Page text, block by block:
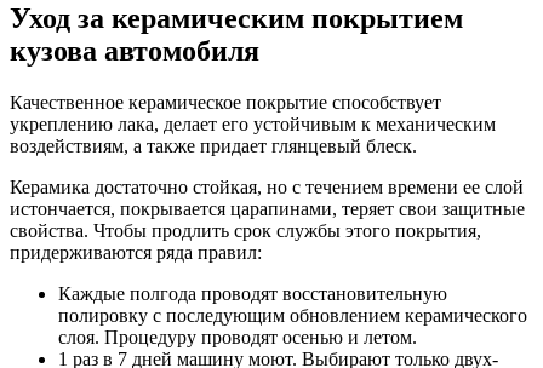
Уход за керамическим покрытием
кузова автомобиля
Качественное керамическое покрытие способствует
укреплению лака, делает его устойчивым к механическим
воздействиям, а также придает глянцевый блеск.
Керамика достаточно стойкая, но с течением времени ее слой
истончается, покрывается царапинами, теряет свои защитные
свойства. Чтобы продлить срок службы этого покрытия,
придерживаются ряда правил:
Каждые полгода проводят восстановительную
полировку с последующим обновлением керамического
слоя. Процедуру проводят осенью и летом.
1 раз в 7 дней машину моют. Выбирают только двух-